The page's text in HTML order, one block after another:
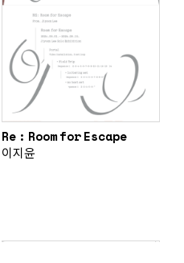
Re : Room for Escape
이지윤